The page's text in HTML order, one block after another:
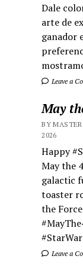
Dale
arte de
ganador
Leave a
May
BY
2026
Happy
May the
galactic
toaster
the
Leave a